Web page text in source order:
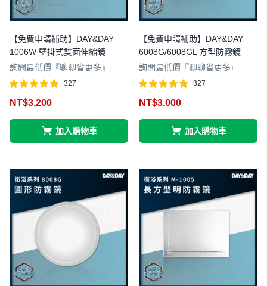
【免費申請補助】DAY&DAY
1006W 壁掛式雙面伸縮鏡
詢問最低價『聊聊省更多』
4.95
327
NT$3,200
加入購物車
【免費申請補助】DAY&DAY
6008G/6008GL 方型防霧鏡
詢問最低價『聊聊省更多』
4.97
327
NT$3,000
加入購物車